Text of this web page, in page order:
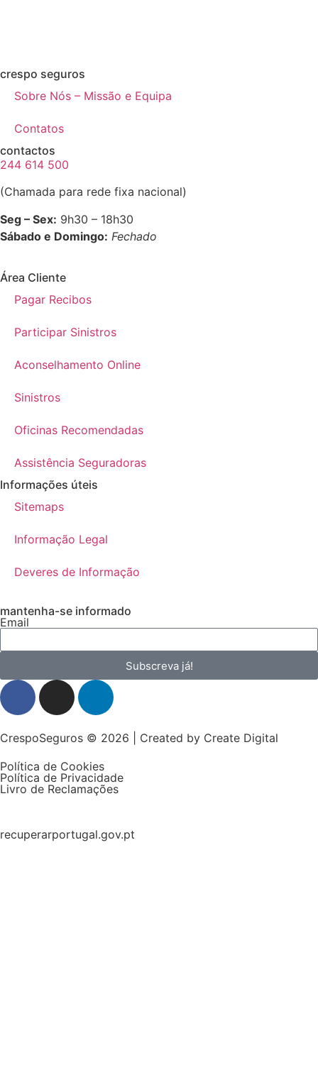
crespo seguros
Sobre Nós – Missão e Equipa
Contatos
contactos
244 614 500
(Chamada para rede fixa nacional)
Seg – Sex: 9h30 – 18h30
Sábado e Domingo: Fechado
Área Cliente
Pagar Recibos
Participar Sinistros
Aconselhamento Online
Sinistros
Oficinas Recomendadas
Assistência Seguradoras
Informações úteis
Sitemaps
Informação Legal
Deveres de Informação
mantenha-se informado
Email
Subscreva já!
CrespoSeguros © 2026 | Created by Create Digital
Política de Cookies
Política de Privacidade
Livro de Reclamações
recuperarportugal.gov.pt